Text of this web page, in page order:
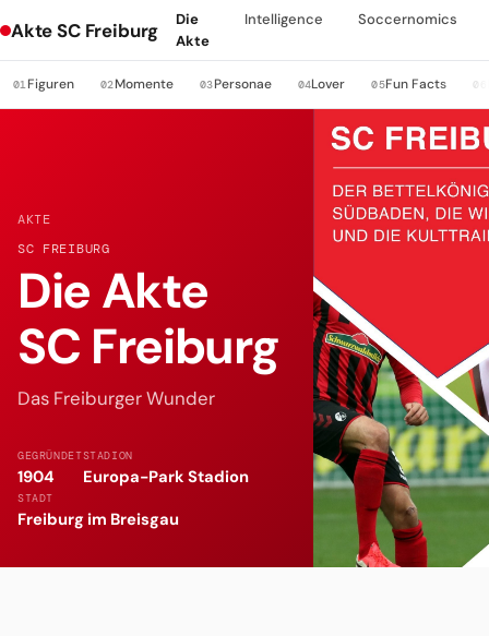
Akte SC Freiburg
Die
Akte
Intelligence Soccernomics
01 Figuren 02 Momente 03Personae 04Lover 05Fun Facts 06
AKTE
SC FREIBURG
Die Akte
SC Freiburg
Das Freiburger Wunder
GEGRÜNDET
1904
STADION
Europa-Park Stadion
STADT
Freiburg im Breisgau